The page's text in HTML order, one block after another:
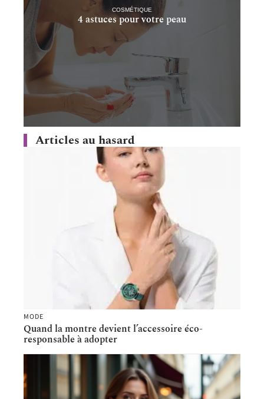
COSMÉTIQUE
4 astuces pour votre peau
Articles au hasard
MODE
Quand la montre devient l’accessoire éco-
responsable à adopter